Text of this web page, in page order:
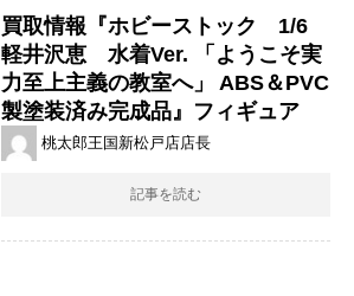
買取情報『ホビーストック ​1/6
軽井沢恵 水着Ver. ​「ようこそ実
力至上主義の教室へ」 ​ABS＆PVC
製塗装済み完成品』フィギュア
桃太郎王国新松戸店店長
記事を読む